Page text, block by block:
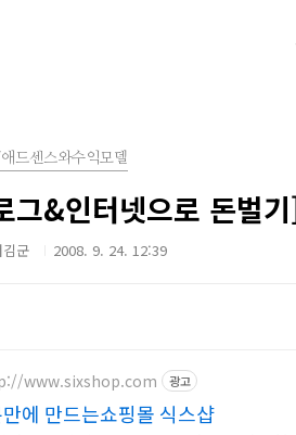
드센스와수익모델
그&인터넷으로 돈벌
군 2008. 9. 24. 12:39
www.sixshop.com 광고
에 만드는쇼핑몰 식스샵